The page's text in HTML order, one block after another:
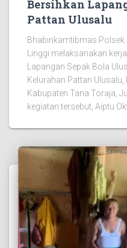
Bersihkan
Pattan Ulusalu
Bhabinkamtibmas
Linggi melaksanakan
Lapangan Sepak Bola
Kelurahan Pattan
Kabupaten Tana Toraja,
kegiatan tersebut, Aiptu